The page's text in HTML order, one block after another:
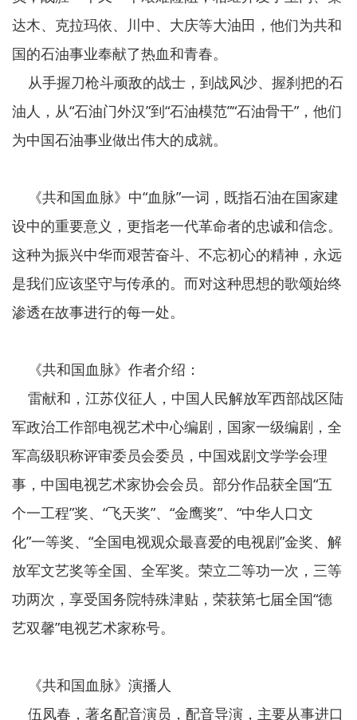
达木、克拉玛依、川中、大庆等大油田，他们为共和
国的石油事业奉献了热血和青春。
从手握刀枪斗顽敌的战士，到战风沙、握刹把的石
油人，从“石油门外汉”到“石油模范”“石油骨干”，他们
为中国石油事业做出伟大的成就。
《共和国血脉》中“血脉”一词，既指石油在国家建
设中的重要意义，更指老一代革命者的忠诚和信念。
这种为振兴中华而艰苦奋斗、不忘初心的精神，永远
是我们应该坚守与传承的。而对这种思想的歌颂始终
渗透在故事进行的每一处。
《共和国血脉》作者介绍：
雷献和，江苏仪征人，中国人民解放军西部战区陆
军政治工作部电视艺术中心编剧，国家一级编剧，全
军高级职称评审委员会委员，中国戏剧文学学会理
事，中国电视艺术家协会会员。部分作品获全国“五
个一工程”奖、“飞天奖”、“金鹰奖”、“中华人口文
化”一等奖、“全国电视观众最喜爱的电视剧”金奖、解
放军文艺奖等全国、全军奖。荣立二等功一次，三等
功两次，享受国务院特殊津贴，荣获第七届全国“德
艺双馨”电视艺术家称号。
《共和国血脉》演播人
伍凤春，著名配音演员，配音导演，主要从事进口